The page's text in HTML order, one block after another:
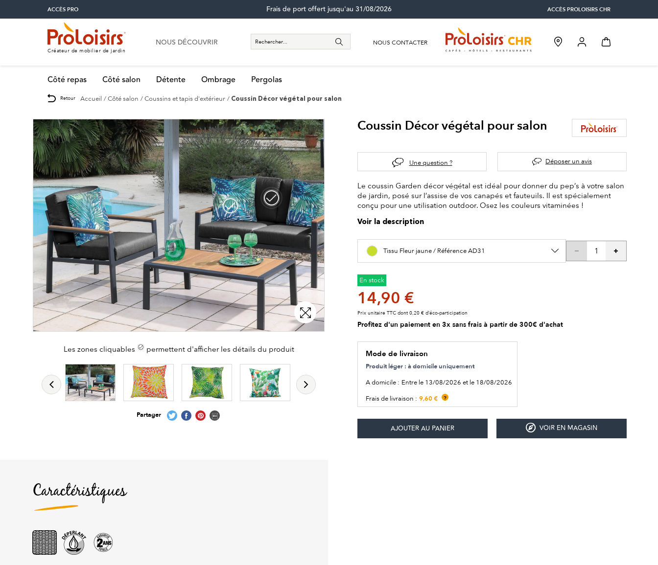
ACCÈS PRO ACCÈS PROLOISIRS CHR
Frais de port offert jusqu'au 31/08/2026
Créateur de mobilier de jardin
NOUS DÉCOUVRIR NOUS CONTACTER
Côté repas Côté salon Détente Ombrage Pergolas
Retour Accueil Côté salon Coussins et tapis d'extérieur Coussin Décor végétal pour salon
Les zones cliquables permettent d'afficher les détails du produit
Partager
Caractéristiques
Coussin Décor végétal pour salon
Une question ? Déposer un avis
Le coussin Garden décor végétal est idéal pour donner du pep’s à votre salon
de jardin, posé sur l’assise de vos canapés et fauteuils. Il est spécialement
conçu pour une utilisation outdoor. Osez les couleurs vitaminées !
Voir la description
Tissu Fleur jaune / Référence AD31
En stock
14,90 €
Prix unitaire TTC dont 0,20 € d’éco-participation
Profitez d'un paiement en 3x sans frais à partir de 300€ d'achat
Mode de livraison
Produit léger : à domicile uniquement
A domicile : Entre le 13/08/2026 et le 18/08/2026
Frais de livraison : 9,60 € ?
VOIR EN MAGASIN